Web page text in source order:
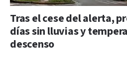
Tras el cese del alerta,
días sin lluvias y
descenso